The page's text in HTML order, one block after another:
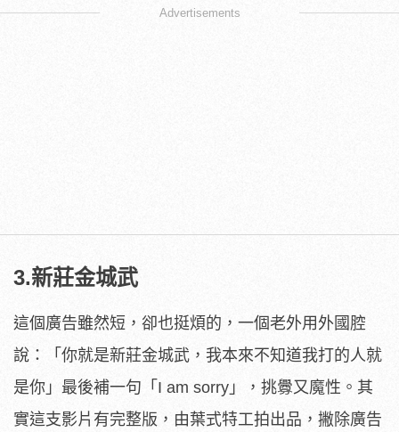
Advertisements
3.新莊金城武
這個廣告雖然短，卻也挺煩的，一個老外用外國腔
說：「你就是新莊金城武，我本來不知道我打的人就
是你」最後補一句「I am sorry」，挑釁又魔性。其
實這支影片有完整版，由葉式特工拍出品，撇除廣告